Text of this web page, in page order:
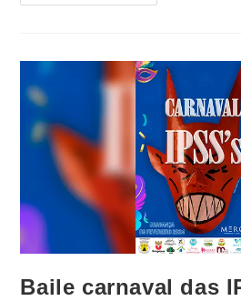
Baile carnaval das